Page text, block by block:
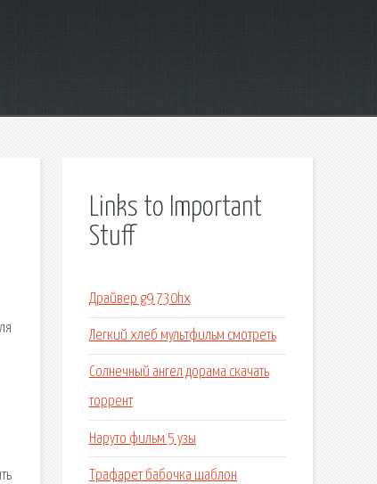
Links to Important
Stuff
Драйвер g9 730hx
Легкий хлеб мультфильм смотреть
Солнечный ангел дорама скачать
торрент
Наруто фильм 5 узы
Трафарет бабочка шаблон